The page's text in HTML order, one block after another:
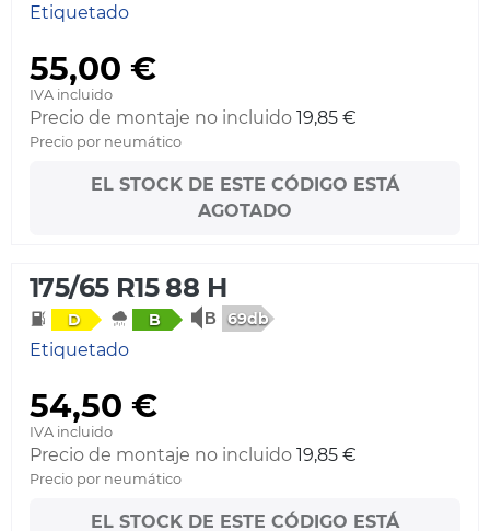
Etiquetado
55,00 €
IVA incluido
Precio de montaje no incluido 19,85 €
Precio por neumático
EL STOCK DE ESTE CÓDIGO ESTÁ
AGOTADO
175/65 R15 88 H
D B 69db
Etiquetado
54,50 €
IVA incluido
Precio de montaje no incluido 19,85 €
Precio por neumático
EL STOCK DE ESTE CÓDIGO ESTÁ